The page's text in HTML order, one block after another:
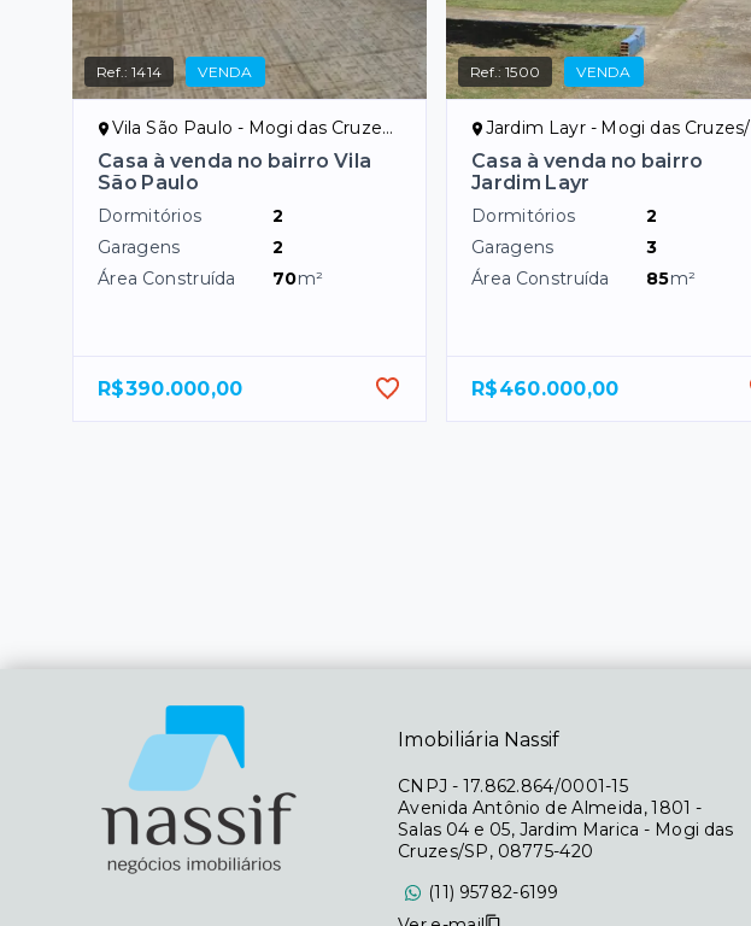
Ref.:1414 VENDA
Vila São Paulo - Mogi das Cruzes/SP
Casa à venda no bairro Vila
São Paulo
Dormitórios
2
Garagens
2
Área Construída
70m²
R$390.000,00
Ref.:1500 VENDA
Jardim Layr - Mogi das Cruzes/SP
Casa à venda no bairro
Jardim Layr
Dormitórios
2
Garagens
3
Área Construída
85m²
R$460.000,00
Imobiliária Nassif
CNPJ - 17.862.864/0001-15
Avenida Antônio de Almeida, 1801 -
Salas 04 e 05, Jardim Marica - Mogi das
Cruzes/SP, 08775-420
(11) 95782-6199